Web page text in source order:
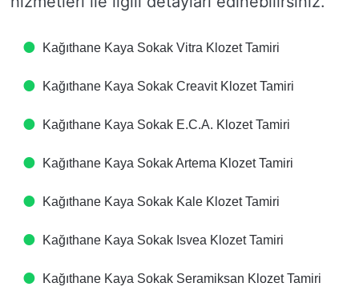
Kağıthane Kaya Sokak Vitra Klozet Tamiri
Kağıthane Kaya Sokak Creavit Klozet Tamiri
Kağıthane Kaya Sokak E.C.A. Klozet Tamiri
Kağıthane Kaya Sokak Artema Klozet Tamiri
Kağıthane Kaya Sokak Kale Klozet Tamiri
Kağıthane Kaya Sokak Isvea Klozet Tamiri
Kağıthane Kaya Sokak Seramiksan Klozet Tamiri